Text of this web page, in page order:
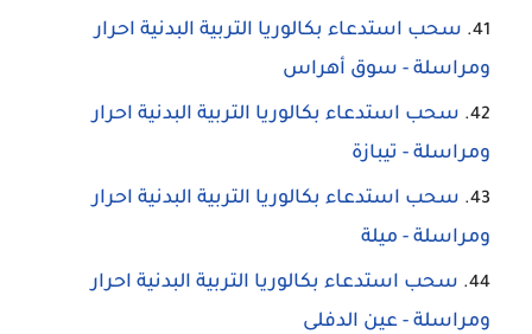
سحب استدعاء بكالوريا التربية البدنية احرار
ومراسلة - سوق أهراس
سحب استدعاء بكالوريا التربية البدنية احرار
ومراسلة - تيبازة
سحب استدعاء بكالوريا التربية البدنية احرار
ومراسلة - ميلة
سحب استدعاء بكالوريا التربية البدنية احرار
ومراسلة - عين الدفلى